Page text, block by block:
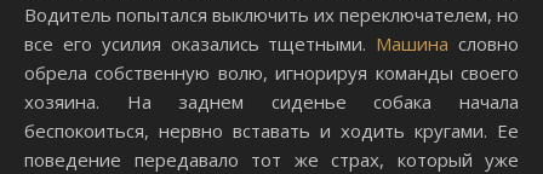
Водитель попытался выключить их переключателем, но
все его усилия оказались тщетными. Машина словно
обрела собственную волю, игнорируя команды своего
хозяина. На заднем сиденье собака начала
беспокоиться, нервно вставать и ходить кругами. Ее
поведение передавало тот же страх, который уже